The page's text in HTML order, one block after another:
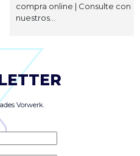
compra online | Consulte con
nuestros...
Vorwerk.